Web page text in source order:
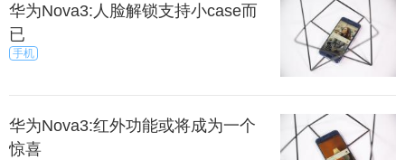
华为Nova3:人脸解锁支持小case而
已
手机
华为Nova3:红外功能或将成为一个
惊喜